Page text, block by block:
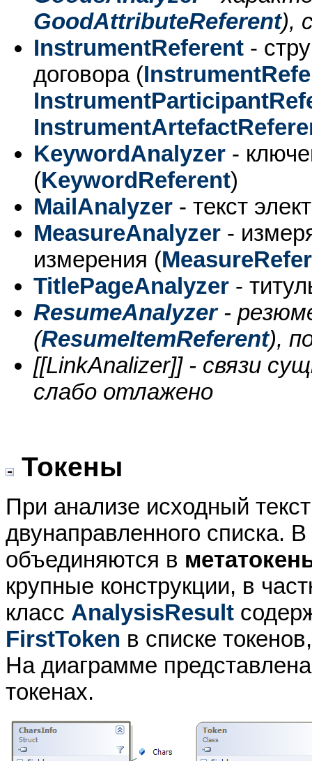
GoodAttributeReferent),
InstrumentReferent -
договора (
KeywordAnalyzer -
(KeywordReferent)
MailAnalyzer - текст
MeasureAnalyzer -
измерения (
TitlePageAnalyzer -
ResumeAnalyzer-
(ResumeItemReferent),
[[LinkAnalizer]] - связи
слабо отлажено
Токены
При анализе исходный
двунаправленного списка.
объединяются в
крупные конструкции, в
класс AnalysisResult
FirstToken в списке
На диаграмме
токенах.